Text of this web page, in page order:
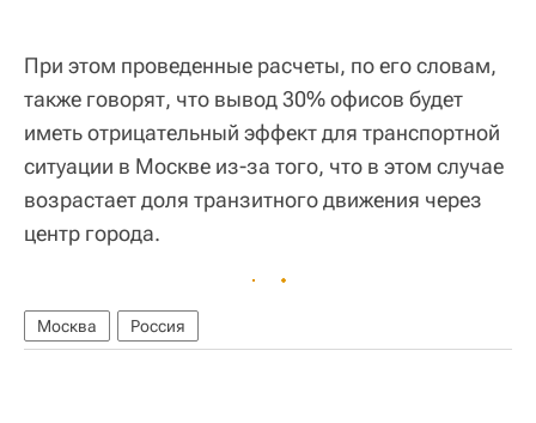
При этом проведенные расчеты, по его словам,
также говорят, что вывод 30% офисов будет
иметь отрицательный эффект для транспортной
ситуации в Москве из-за того, что в этом случае
возрастает доля транзитного движения через
центр города.
Москва Россия